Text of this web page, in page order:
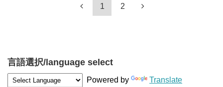
1 2
言語選択/language select
Powered by Translate